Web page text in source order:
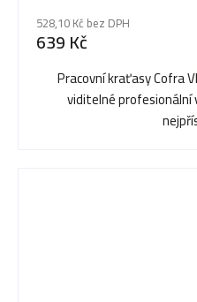
528,10 Kč bez DPH
639 Kč
Pracovní kraťasy Cofra
viditelné profesionální